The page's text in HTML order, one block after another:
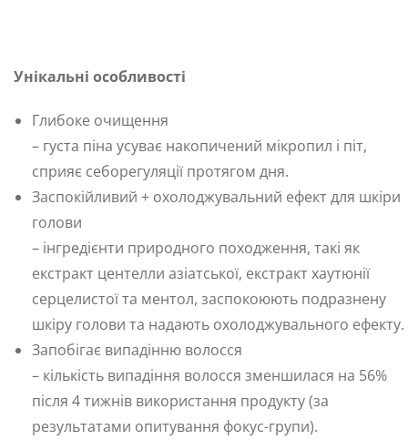
Унікальні особливості
Глибоке очищення
– густа піна усуває накопичений мікропил і піт,
сприяє себорегуляції протягом дня.
Заспокійливий + охолоджувальний ефект для шкіри
голови
– інгредієнти природного походження, такі як
екстракт центелли азіатської, екстракт хаутюнії
серцелистої та ментол, заспокоюють подразнену
шкіру голови та надають охолоджувального ефекту.
Запобігає випадінню волосся
– кількість випадіння волосся зменшилася на 56%
після 4 тижнів використання продукту (за
результатами опитування фокус-групи).